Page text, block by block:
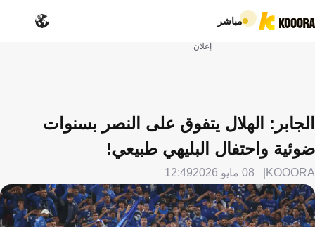
مباشر
إعلان
الجابر: الهلال يتفوق على النصر بسنوات
ضوئية واحتفال البليهي طبيعي!
KOOORA 08 مايو 2026 12:49